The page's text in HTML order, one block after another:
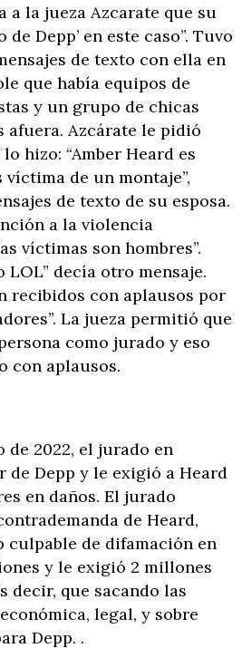
la jueza Azcarate que su
de Depp’ en este caso”. Tuvo
de texto con ella en
que había equipos de
y un grupo de chicas
afuera. Azcárate le pidió
hizo: “Amber Heard es
de un montaje”,
de texto de su esposa.
a la violencia
víctimas son hombres”.
LOL” decía otro mensaje.
recibidos con aplausos por
La jueza permitió que
como jurado y eso
con aplausos.
de 2022, el jurado en
Depp y le exigió a Heard
en daños. El jurado
de Heard,
culpable de difamación en
y le exigió 2 millones
decir, que sacando las
legal, y sobre
Depp. .